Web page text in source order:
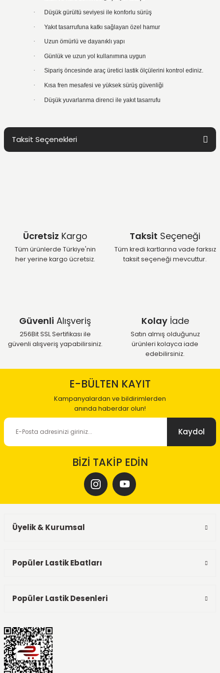
· Düşük gürültü seviyesi ile konforlu sürüş
· Yakıt tasarrufuna katkı sağlayan özel hamur
· Uzun ömürlü ve dayanıklı yapı
· Günlük ve uzun yol kullanımına uygun
· Sipariş öncesinde araç üretici lastik ölçülerini kontrol ediniz.
· Kısa fren mesafesi ve yüksek sürüş güvenliği
· Düşük yuvarlanma direnci ile yakıt tasarrufu
Taksit Seçenekleri
Ücretsiz Kargo
Tüm ürünlerde Türkiye'nin
her yerine kargo ücretsiz.
Taksit Seçeneği
Tüm kredi kartlarına vade farksız
taksit seçeneği mevcuttur.
Güvenli Alışveriş
256Bit SSL Sertifikası ile
güvenli alışveriş yapabilirsiniz.
Kolayİade
Satın almış olduğunuz
ürünleri kolayca iade
edebilirsiniz.
E-BÜLTEN KAYIT
Kampanyalardan ve bildirimlerden
anında haberdar olun!
Kaydol
BİZİ TAKİP EDİN
Üyelik & Kurumsal
Popüler Lastik Ebatları
Popüler Lastik Desenleri